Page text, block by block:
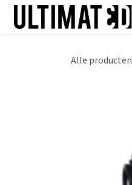
Overslaan naar inhoud
Alle producten